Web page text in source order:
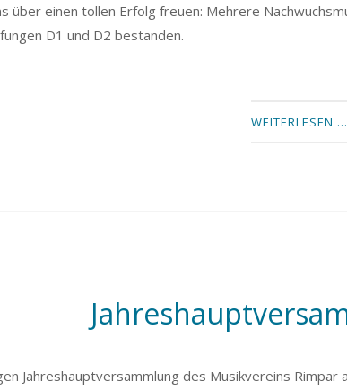
über einen tollen Erfolg freuen: Mehrere
D1 und D2 bestanden.
WEITERLESEN …
Jahreshauptversammlung des Musikvereins